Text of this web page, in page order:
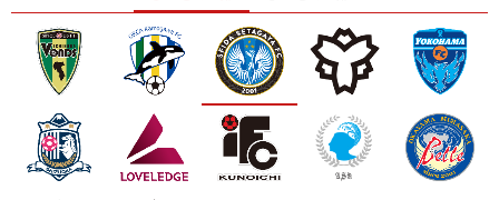
ニッパツ 名古屋 静岡 愛媛Ｌ